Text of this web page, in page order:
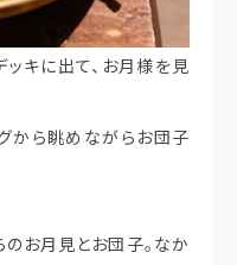
ッキに出て、お月様を見
から眺めながらお団子
お月見とお団子。なか